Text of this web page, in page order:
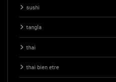
sushi
tangla
thai
thai bien etre